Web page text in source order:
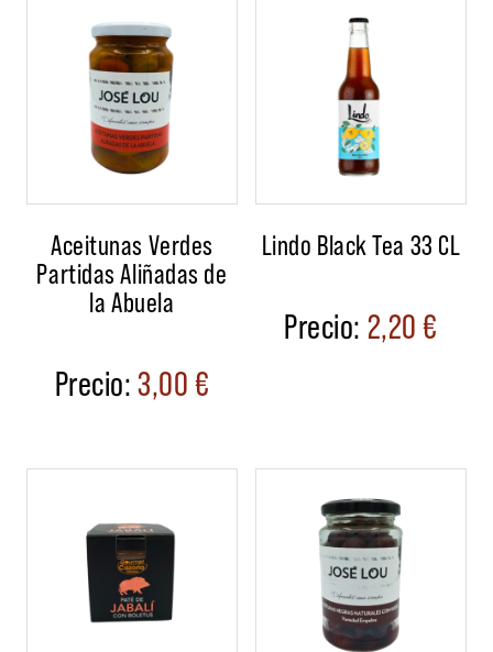
Aceitunas Verdes
Partidas Aliñadas de
la Abuela
3,00€
Lindo Black Tea 33 CL
2,20€